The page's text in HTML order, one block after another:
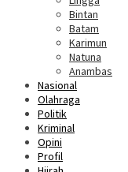
Bintan
Batam
Karimun
Natuna
Anambas
Nasional
Olahraga
Politik
Kriminal
Opini
Profil